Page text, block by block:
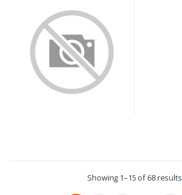
Showing 1–15 of 68 results